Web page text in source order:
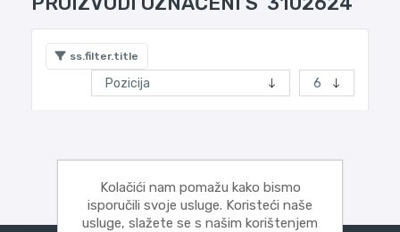
ss.filter.title
Kolačići nam pomažu kako bismo
isporučili svoje usluge. Koristeći naše
usluge, slažete se s našim korištenjem